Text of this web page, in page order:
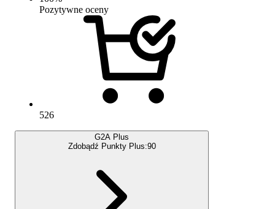
Pozytywne oceny
526
G2A Plus
Zdobądź Punkty Plus:90